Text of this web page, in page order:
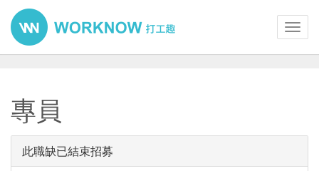
專員
此職缺已結束招募